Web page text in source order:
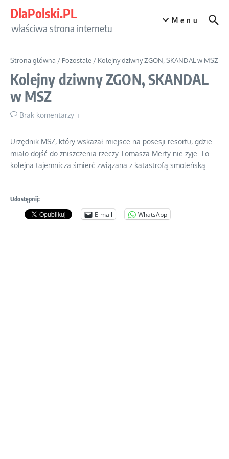
DlaPolski.PL
właściwa strona internetu
Menu
Strona główna / Pozostałe / Kolejny dziwny ZGON, SKANDAL w MSZ
Kolejny dziwny ZGON, SKANDAL
w MSZ
Brak komentarzy
Urzędnik MSZ, który wskazał miejsce na posesji resortu, gdzie
miało dojść do zniszczenia rzeczy Tomasza Merty nie żyje. To
kolejna tajemnicza śmierć związana z katastrofą smoleńską.
Udostępnij:
E-mail WhatsApp